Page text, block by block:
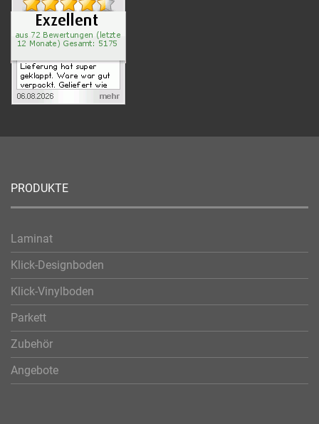
PRODUKTE
Laminat
Klick-Designboden
Klick-Vinylboden
Parkett
Zubehör
Angebote